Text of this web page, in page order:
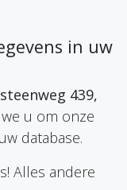
in uw
439,
u om onze
database.
Alles andere